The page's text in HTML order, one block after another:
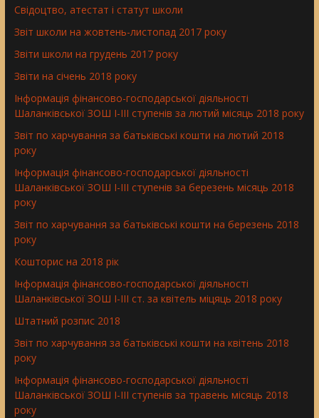
Свідоцтво, атестат і статут школи
Звіт школи на жовтень-листопад 2017 року
Звіти школи на грудень 2017 року
Звіти на січень 2018 року
Інформація фінансово-господарської діяльності
Шаланківської ЗОШ І-ІІІ ступенів за лютий місяць 2018 року
Звіт по харчування за батьківські кошти на лютий 2018
року
Інформація фінансово-господарської діяльності
Шаланківської ЗОШ І-ІІІ ступенів за березень місяць 2018
року
Звіт по харчування за батьківські кошти на березень 2018
року
Кошторис на 2018 рік
Інформація фінансово-господарської діяльності
Шаланківської ЗОШ І-ІІІ ст. за квітель міцяць 2018 року
Штатний розпис 2018
Звіт по харчування за батьківські кошти на квітень 2018
року
Інформація фінансово-господарської діяльності
Шаланківської ЗОШ І-ІІІ ступенів за травень місяць 2018
року